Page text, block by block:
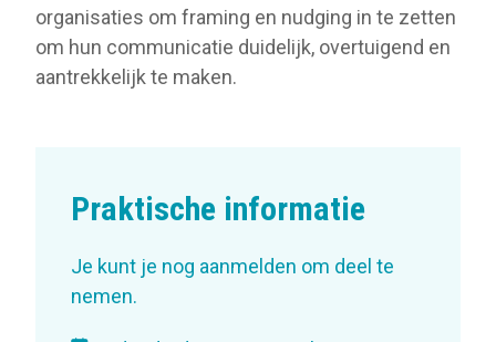
organisaties om framing en nudging in te zetten
om hun communicatie duidelijk, overtuigend en
aantrekkelijk te maken.
Praktische informatie
Je kunt je nog aanmelden om deel te
nemen.